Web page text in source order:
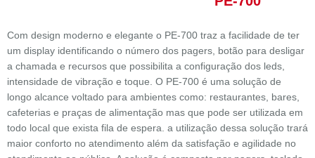
Com design moderno e elegante o PE-700 traz a facilidade de ter
um display identificando o número dos pagers, botão para desligar
a chamada e recursos que possibilita a configuração dos leds,
intensidade de vibração e toque. O PE-700 é uma solução de
longo alcance voltado para ambientes como: restaurantes, bares,
cafeterias e praças de alimentação mas que pode ser utilizada em
todo local que exista fila de espera. a utilização dessa solução trará
maior conforto no atendimento além da satisfação e agilidade no